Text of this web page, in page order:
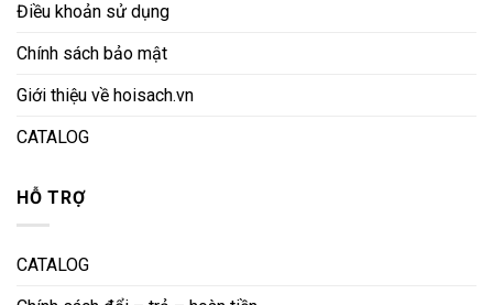
Điều khoản sử dụng
Chính sách bảo mật
Giới thiệu về hoisach.vn
CATALOG
HỖ TRỢ
CATALOG